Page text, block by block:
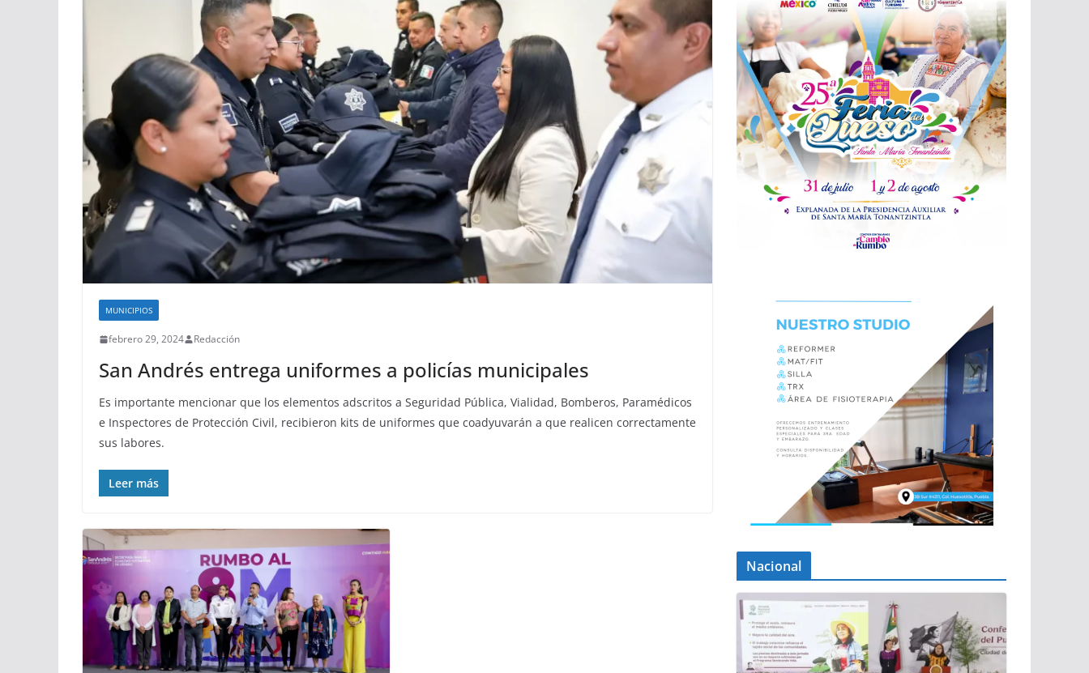
MUNICIPIOS
febrero 29, 2024 Redacción
San Andrés entrega uniformes a policías municipales
Es importante mencionar que los elementos adscritos a Seguridad Pública, Vialidad, Bomberos, Paramédicos
e Inspectores de Protección Civil, recibieron kits de uniformes que coadyuvarán a que realicen correctamente
sus labores.
Leer más
Nacional